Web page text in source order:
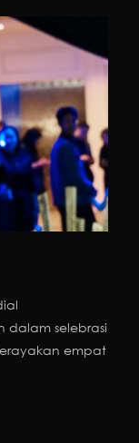
dalam selebrasi
empat